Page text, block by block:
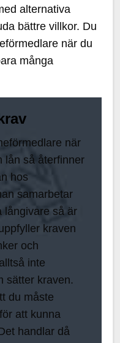
alternativa
bättre villkor. Du
när du
många
när
lån så återfinner
hos
samarbetar
långivare så är
kraven
och
inte
sätter kraven.
du måste
att kunna
handlar då